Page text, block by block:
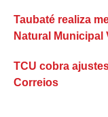
Taubaté realiza
Natural Municipal
TCU cobra
Correios